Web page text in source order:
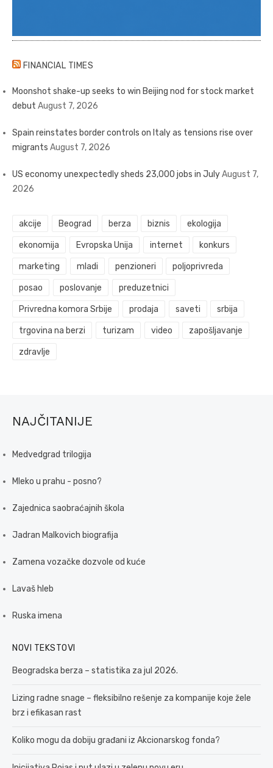
FINANCIAL TIMES
Moonshot shake-up seeks to win Beijing nod for stock market
debut August 7, 2026
Spain reinstates border controls on Italy as tensions rise over
migrants August 7, 2026
US economy unexpectedly sheds 23,000 jobs in JulyAugust 7,
2026
akcije Beograd berza biznis ekologija
ekonomija Evropska Unija internet konkurs
marketing mladi penzioneri poljoprivreda
posao poslovanje preduzetnici
Privredna komora Srbije prodaja saveti srbija
trgovina na berzi turizam video zapošljavanje
zdravlje
NAJČITANIJE
Medvedgrad trilogija
Mleko u prahu - posno?
Zajednica saobraćajnih škola
Jadran Malkovich biografija
Zamena vozačke dozvole od kuće
Lavaš hleb
Ruska imena
NOVI TEKSTOVI
Beogradska berza – statistika za jul 2026.
Lizing radne snage – fleksibilno rešenje za kompanije koje žele
brz i efikasan rast
Koliko mogu da dobiju građani iz Akcionarskog fonda?